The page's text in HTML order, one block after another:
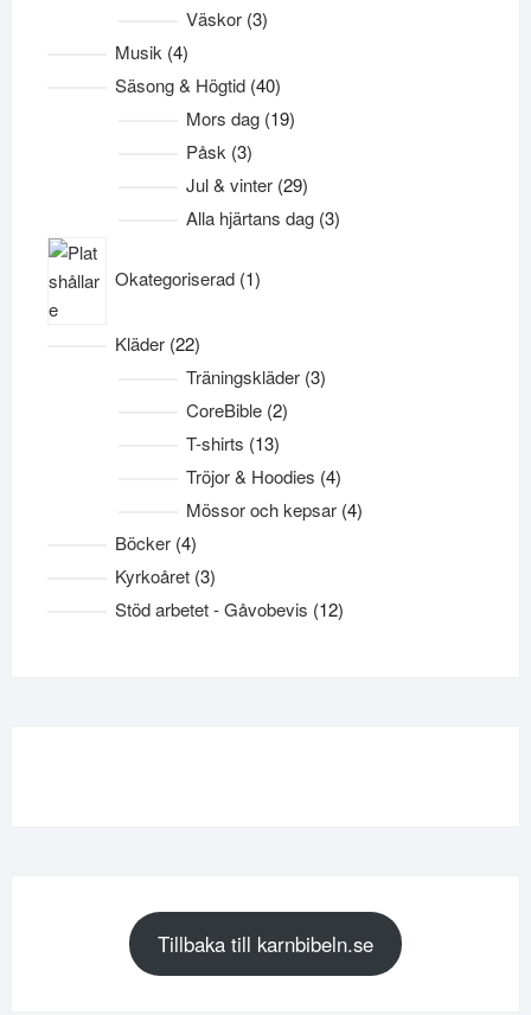
Väskor 33
Musik 44
produkter
Säsong & Högtid 4040
produkter
Mors dag 1919
Påsk 33
produkter
Jul & vinter 2929
produkter
Alla hjärtans dag 33
Okategoriserad 1produkt
Kläder 2222
produkter
Träningskläder 33
CoreBible 22
T-shirts 1313
produkter
Tröjor & Hoodies 44
produkter
Mössor och kepsar 44
Böcker 44
produkter
Kyrkoåret 33
produkter
Stöd arbetet - Gåvobevis 1212
Tillbaka till karnbibeln.se